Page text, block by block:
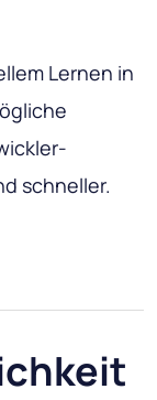
Lernen in
schneller.